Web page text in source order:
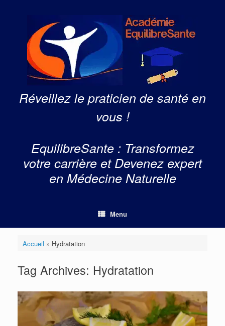
Réveillez le praticien de santé en
vous !
EquilibreSante : Transformez
votre carrière et Devenez expert
en Médecine Naturelle
Menu
Accueil » Hydratation
Tag Archives: Hydratation